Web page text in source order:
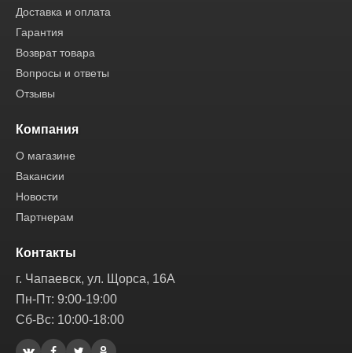
Доставка и оплата
Гарантия
Возврат товара
Вопросы и ответы
Отзывы
Компания
О магазине
Вакансии
Новости
Партнерам
Контакты
г. Чапаевск, ул. Щорса, 16А
Пн-Пт: 9:00-19:00
Сб-Вс: 10:00-18:00